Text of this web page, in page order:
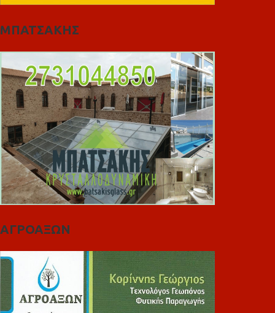
ΜΠΑΤΣΑΚΗΣ
ΑΓΡΟΑΞΩΝ